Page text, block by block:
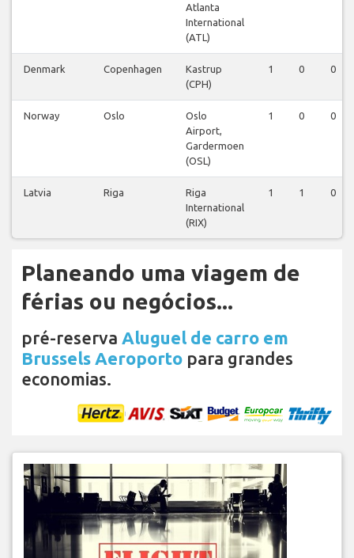
Atlanta
International
(ATL)
Denmark Copenhagen
Kastrup
(CPH)
1 0 0
Norway Oslo
Oslo
Airport,
Gardermoen
(OSL)
1 0 0
Latvia Riga
Riga
International
(RIX)
1 1 0
Planeando uma viagem de
férias ou negócios...
pré-reserva Aluguel de carro em
Brussels Aeroporto para grandes
economias.